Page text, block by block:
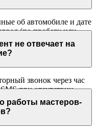
об автомобиле и дате
(по пробегу или
клиенту с
не отвечает на
звонок через час
при отсутствии
в CRM.
работы мастеров-